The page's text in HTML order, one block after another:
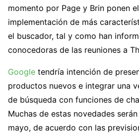
momento por Page y Brin ponen
implementación de más
el buscador, tal y como han
conocedoras de las reuniones a
Google tendría intención de
productos nuevos e integrar una
de búsqueda con funciones de
Muchas de estas novedades
mayo, de acuerdo con las